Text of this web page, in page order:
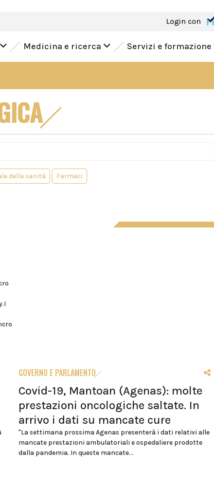
Login con
Medicina e ricerca Servizi e formazione
della sanità Farmaci
GOVERNO E PARLAMENTO
Covid-19, Mantoan (Agenas): molte
prestazioni oncologiche saltate. In
arrivo i dati su mancate cure
"La settimana prossima Agenas presenterà i dati relativi alle
mancate prestazioni ambulatoriali e ospedaliere prodotte
dalla pandemia. In queste mancate...